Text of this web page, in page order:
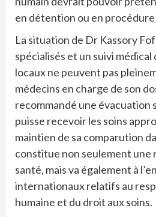
en détention ou en
La situation de Dr Kassory
spécialisés et un suivi médical
locaux ne peuvent pas
médecins en charge de son
recommandé une évacuation
puisse recevoir les soins
maintien de sa comparution
constitue non seulement une
santé, mais va également à
internationaux relatifs au
humaine et du droit aux soins.